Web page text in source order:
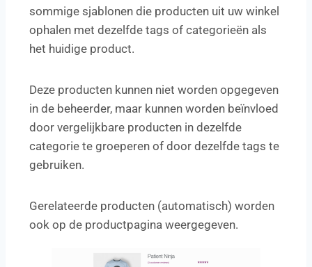
sommige sjablonen die producten uit uw winkel
ophalen met dezelfde tags of categorieën als
het huidige product.
Deze producten kunnen niet worden opgegeven
in de beheerder, maar kunnen worden beïnvloed
door vergelijkbare producten in dezelfde
categorie te groeperen of door dezelfde tags te
gebruiken.
Gerelateerde producten (automatisch) worden
ook op de productpagina weergegeven.